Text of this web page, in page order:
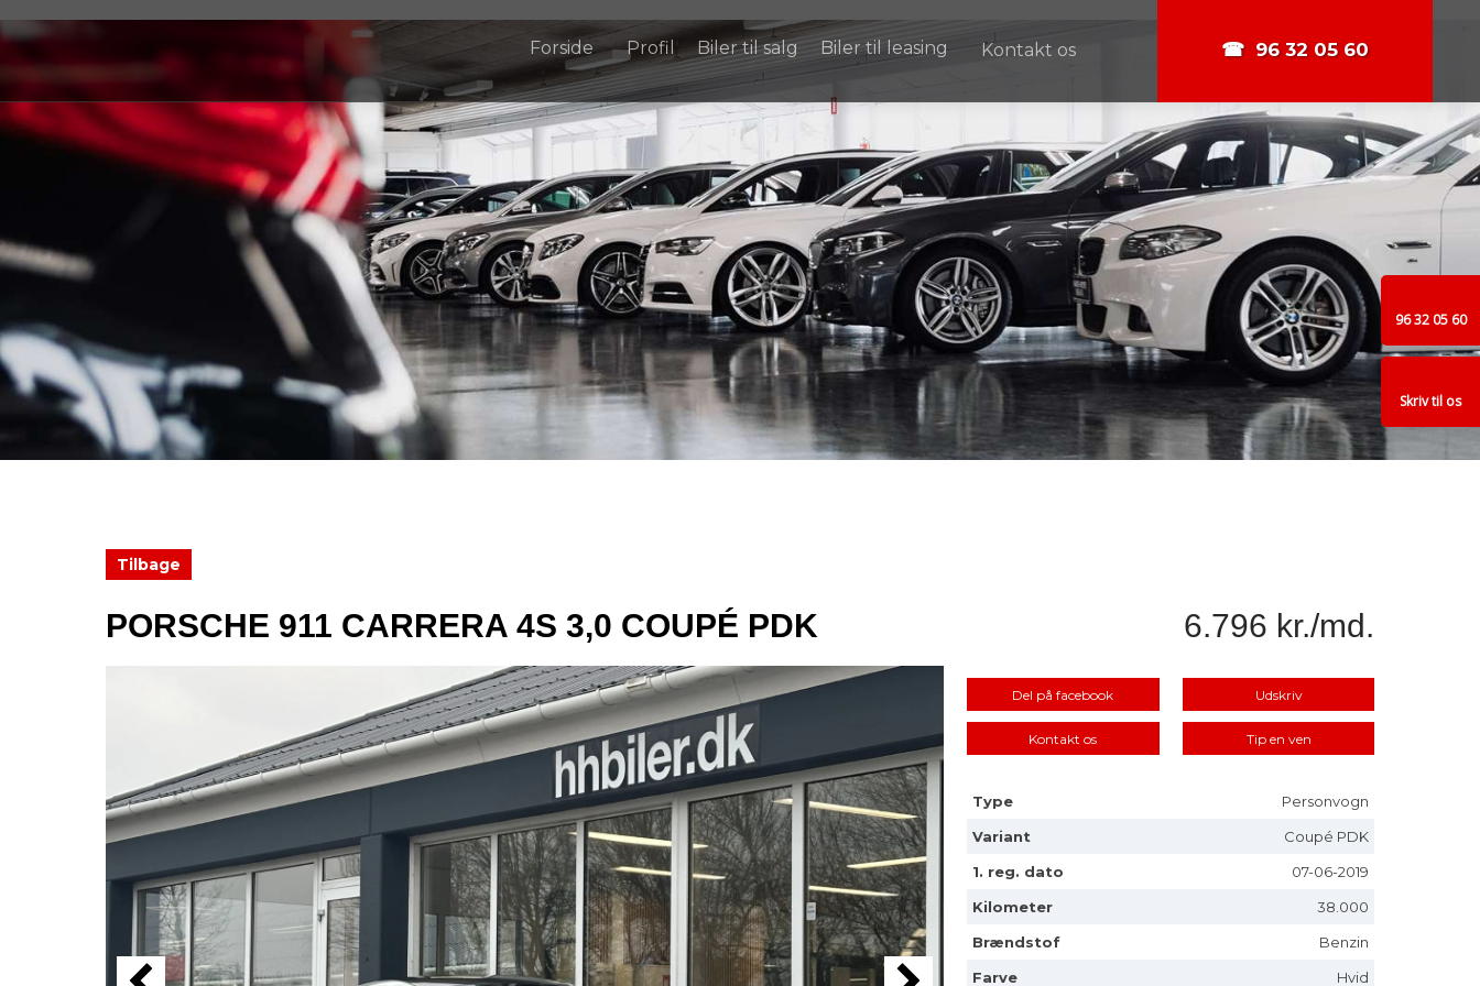
Forside Profil Biler til salg Biler til leasing Kontakt os ☎ 96 32 05 60​
Tilbage
PORSCHE 911 CARRERA 4S 3,0 COUPÉ PDK 6.796 kr./md.
Del på facebook Udskriv
Kontakt os Tip en ven
Type
Personvogn
Variant
Coupé PDK
1. reg. dato
07-06-2019
Kilometer
38.000
Brændstof
Benzin
Farve
Hvid
96 32 05 60
Skriv til os